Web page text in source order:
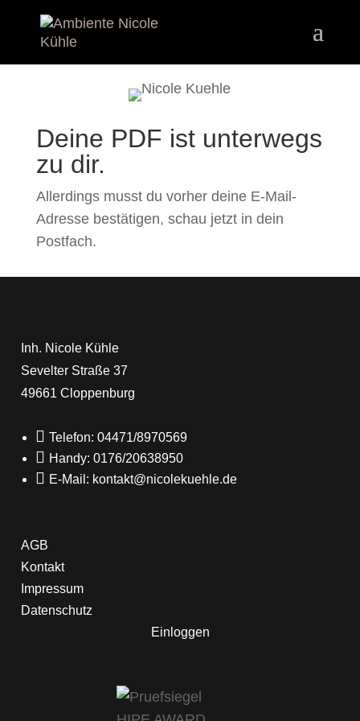
Deine PDF ist unterwegs
zu dir.
Allerdings musst du vorher deine E-Mail-
Adresse bestätigen, schau jetzt in dein
Postfach.
Inh. Nicole Kühle
Sevelter Straße 37
49661 Cloppenburg
 Telefon: 04471/8970569
 Handy: 0176/20638950
 E-Mail: kontakt@nicolekuehle.de
AGB
Kontakt
Impressum
Datenschutz
Einloggen